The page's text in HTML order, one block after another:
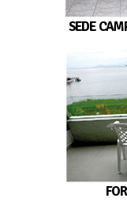
SEDE